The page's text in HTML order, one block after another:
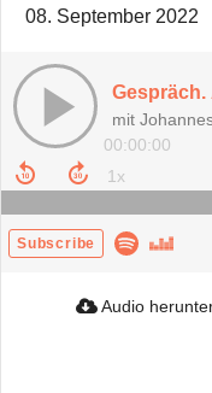
08. September 2022
Gespräch.
mit
00:00:00
Subscribe
Audio